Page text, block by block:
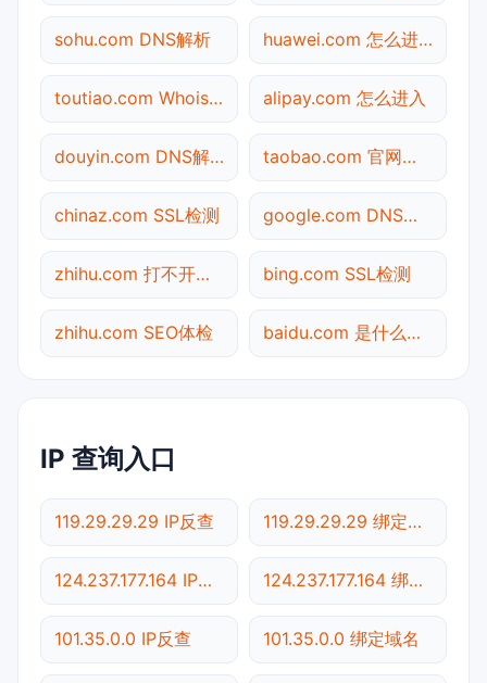
sohu.com DNS解析 huawei.com 怎么进入
toutiao.com Whois查询 alipay.com 怎么进入
douyin.com DNS解析 taobao.com 官网入口
chinaz.com SSL检测 google.com DNS解析
zhihu.com 打不开检测 bing.com SSL检测
zhihu.com SEO体检 baidu.com 是什么网站
IP 查询入口
119.29.29.29 IP反查 119.29.29.29 绑定域名
124.237.177.164 IP反查 124.237.177.164 绑定域名
101.35.0.0 IP反查 101.35.0.0 绑定域名